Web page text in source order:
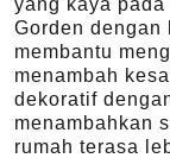
yang kaya
Gorden
membantu
menambah
dekoratif
menambahkan
rumah terasa